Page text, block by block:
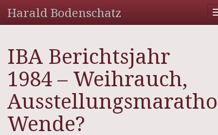
Harald Bodenschatz
IBA Berichtsjahr
1984 – Weihrauch,
Wende?